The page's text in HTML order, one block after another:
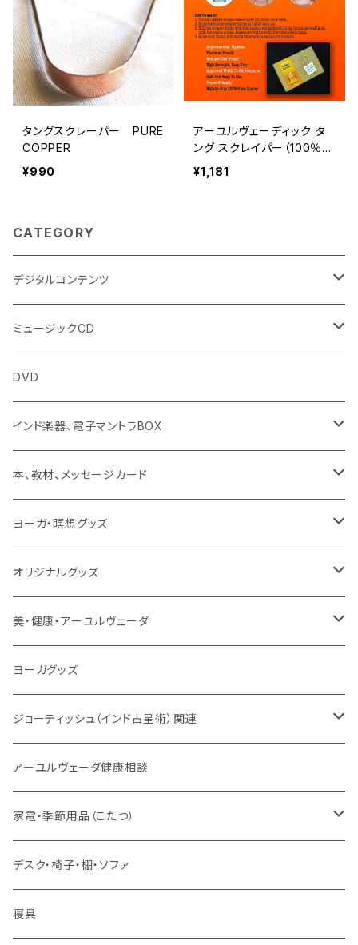
タングスクレーパー PURE
COPPER
¥990
アーユルヴェーディック タ
ング スクレイパー（100％銅
製） Ayurvedic Tongue S
craper | High Quality 10
¥1,181
CATEGORY
デジタルコンテンツ
チャンティング（マントラ）
ヨーガスートラ（オーディオ版）
ミュージック
動画
本／資料（PDFデータ）
トウドウ作品
ミュージックCD
イミー・ウーイ
般若心経
マントラ（ヴェーダ）
イミー・ウーイ・メッセージ
ヴェーダプラカーシャ・トウドウ
サンスクリット讃歌、叙事詩
インド古典音楽
ほか
DVD
インド楽器、電子マントラBOX
タンブーラ（オンデマンド/海外直送）
電子タンブーラ
マントラBOX
本、教材、メッセージカード
本
ヴェーダプラカーシャ・トウドウ著作
サンスクリット教材
ヨーガ・瞑想グッズ
シンギングボール
チベタンベル、ティンシャ
線香
法具・珠数・神仏象
ヤントラ
宝石
雑貨
ブランケット
オリジナルグッズ
Tシャツ
VEDAヤントラロゴ入り
スマホケース
VEDA CENTER ヤントラロゴ入り
美・健康・アーユルヴェーダ
健康全般/アーユルヴェーダ
ボディケア
ヘアケア
オーガニック・アーユルヴェーダ
ヨーガ / 瞑想
毎日の生活目的
ヨーガグッズ
ジョーティッシュ（インド占星術）関連
総合相談
３問コース
５問コース
相性診断
長期予測
誕生時間選定
アーユルヴェーダ健康相談
家電・季節用品（こたつ）
季節・空調家電
こたつ・こたつ用品
デスク・椅子・棚・ソファ
寝具